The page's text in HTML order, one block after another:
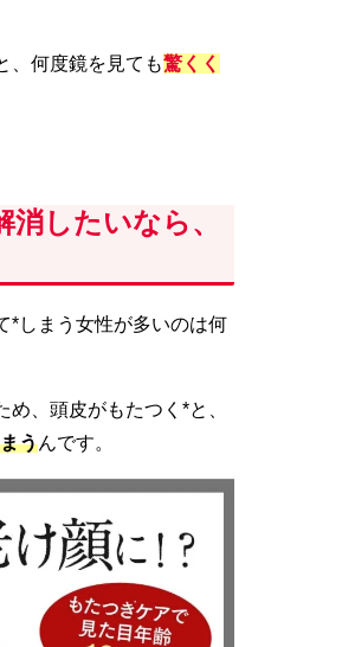
、何度鏡を見ても驚くく
したいなら、
*しまう女性が多いのは何
、頭皮がもたつく*と、
うんです。